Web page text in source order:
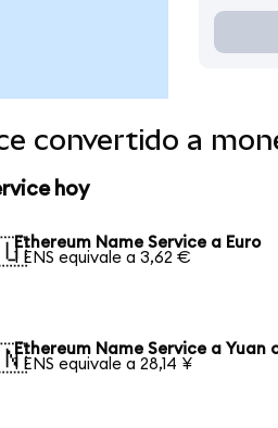
convertido a
hoy
Ethereum Name Service a Euro
1 ENS equivale a 3,62 €
Ethereum Name Service a Yuan
1 ENS equivale a 28,14 ¥